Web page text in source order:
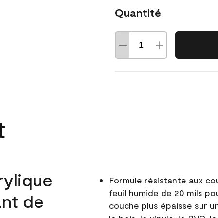
Quantité
de
Formule résistante aux
feuil humide de 20 mils
couche plus épaisse sur